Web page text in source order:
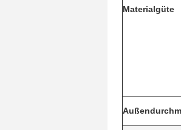
Materialgüte